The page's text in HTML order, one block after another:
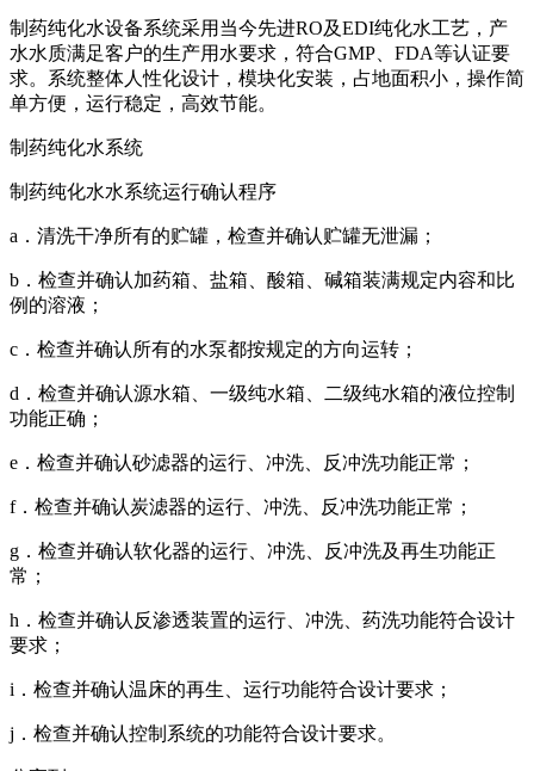
制药纯化水设备系统采用当今先进RO及EDI纯化水工艺，产
水水质满足客户的生产用水要求，符合GMP、FDA等认证要
求。系统整体人性化设计，模块化安装，占地面积小，操作简
单方便，运行稳定，高效节能。
制药纯化水系统
制药纯化水水系统运行确认程序
a．清洗干净所有的贮罐，检查并确认贮罐无泄漏；
b．检查并确认加药箱、盐箱、酸箱、碱箱装满规定内容和比
例的溶液；
c．检查并确认所有的水泵都按规定的方向运转；
d．检查并确认源水箱、一级纯水箱、二级纯水箱的液位控制
功能正确；
e．检查并确认砂滤器的运行、冲洗、反冲洗功能正常；
f．检查并确认炭滤器的运行、冲洗、反冲洗功能正常；
g．检查并确认软化器的运行、冲洗、反冲洗及再生功能正
常；
h．检查并确认反渗透装置的运行、冲洗、药洗功能符合设计
要求；
i．检查并确认温床的再生、运行功能符合设计要求；
j．检查并确认控制系统的功能符合设计要求。